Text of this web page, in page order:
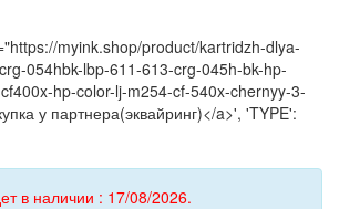
myink.shop/product/kartridzh-dlya-
054hbk-lbp-611-613-crg-045h-bk-hp-
hp-color-lj-m254-cf-540x-chernyy-3-
у партнера(эквайринг)</a>', 'TYPE':
в наличии : 17/08/2026.